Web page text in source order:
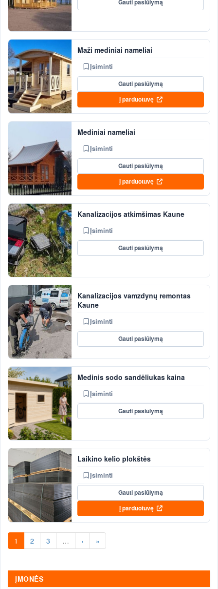
Gauti pasiūlymą
Maži mediniai nameliai
Įsiminti
Gauti pasiūlymą
Į parduotuvę
Mediniai nameliai
Įsiminti
Gauti pasiūlymą
Į parduotuvę
Kanalizacijos atkimšimas Kaune
Įsiminti
Gauti pasiūlymą
Kanalizacijos vamzdynų remontas
Kaune
Įsiminti
Gauti pasiūlymą
Medinis sodo sandėliukas kaina
Įsiminti
Gauti pasiūlymą
Laikino kelio plokštės
Įsiminti
Gauti pasiūlymą
Į parduotuvę
1 2 3 … › »
ĮMONĖS